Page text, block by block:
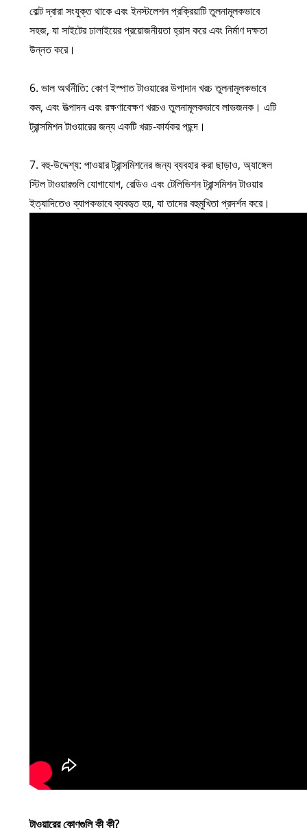
বোল্ট দ্বারা সংযুক্ত থাকে এবং ইনস্টলেশন প্রক্রিয়াটি তুলনামূলকভাবে
সহজ, যা সাইটের ঢালাইয়ের প্রয়োজনীয়তা হ্রাস করে এবং নির্মাণ দক্ষতা
উন্নত করে।
6. ভাল অর্থনীতি: কোণ ইস্পাত টাওয়ারের উপাদান খরচ তুলনামূলকভাবে
কম, এবং উত্পাদন এবং রক্ষণাবেক্ষণ খরচও তুলনামূলকভাবে লাভজনক। এটি
ট্রান্সমিশন টাওয়ারের জন্য একটি খরচ-কার্যকর পছন্দ।
7. বহু-উদ্দেশ্য: পাওয়ার ট্রান্সমিশনের জন্য ব্যবহার করা ছাড়াও, অ্যাঙ্গেল
স্টিল টাওয়ারগুলি যোগাযোগ, রেডিও এবং টেলিভিশন ট্রান্সমিশন টাওয়ার
ইত্যাদিতেও ব্যাপকভাবে ব্যবহৃত হয়, যা তাদের বহুমুখিতা প্রদর্শন করে।
টাওয়ারের কোণগুলি কী কী?